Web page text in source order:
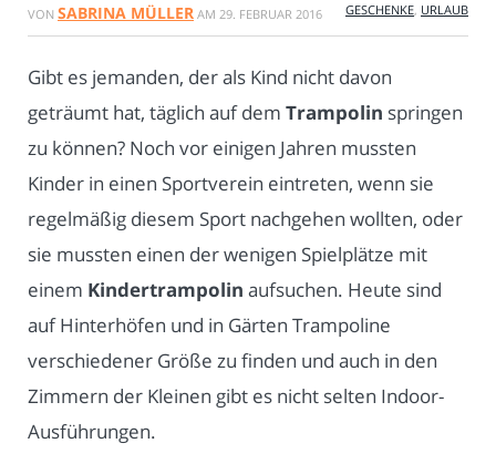
VON SABRINA MÜLLER AM 29. FEBRUAR 2016 GESCHENKE, URLAUB
Gibt es jemanden, der als Kind nicht davon
geträumt hat, täglich auf dem Trampolin springen
zu können? Noch vor einigen Jahren mussten
Kinder in einen Sportverein eintreten, wenn sie
regelmäßig diesem Sport nachgehen wollten, oder
sie mussten einen der wenigen Spielplätze mit
einem Kindertrampolin aufsuchen. Heute sind
auf Hinterhöfen und in Gärten Trampoline
verschiedener Größe zu finden und auch in den
Zimmern der Kleinen gibt es nicht selten Indoor-
Ausführungen.